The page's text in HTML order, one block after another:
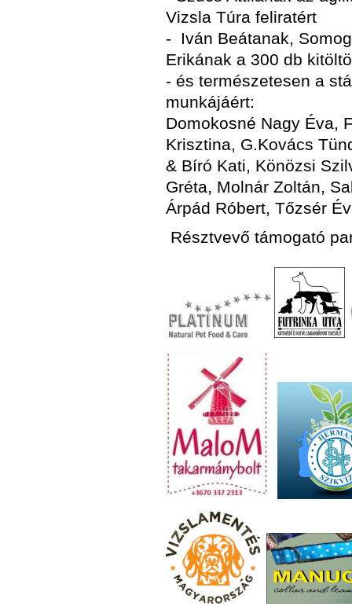
Vizsla Túra feliratért
-
Iván Beátanak,
Erikának a 300 db
- és természetesen a
munkájáért:
Domokosné Nagy Éva,
Krisztina, G.Kovács
& Bíró Kati, Könözsi
Gréta, Molnár Zoltán,
Árpád Róbert, Tőzsér
Résztvevő támogató